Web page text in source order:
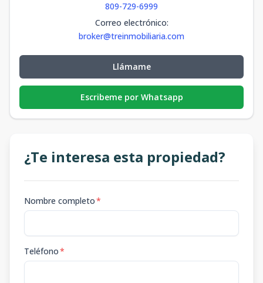
809-729-6999
Correo electrónico:
broker@treinmobiliaria.com
Llámame
Escribeme por Whatsapp
¿Te interesa esta propiedad?
Nombre completo*
Teléfono*